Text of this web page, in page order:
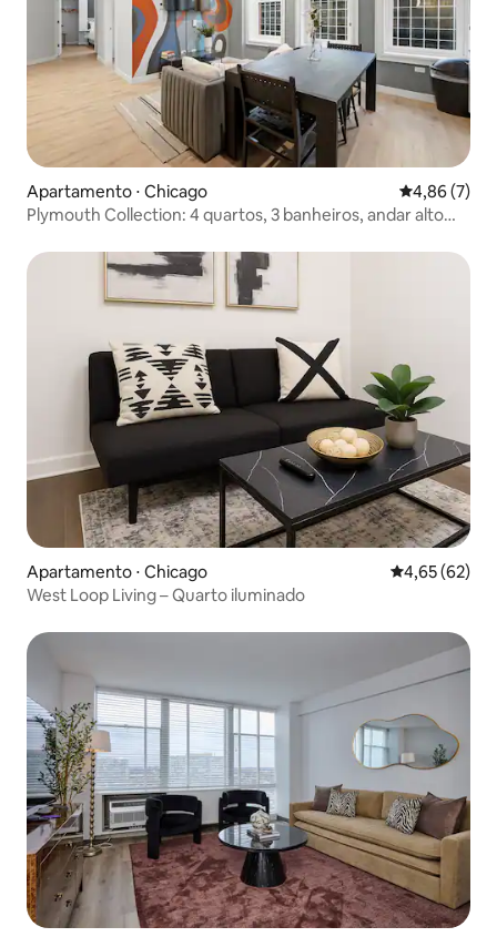
Apartamento ⋅ Chicago 4,86 de uma
4,86 (7)
Plymouth Collection: 4 quartos, 3 banheiros, andar alto
Apartamento ⋅ Chicago 4,65 de uma
4,65 (62)
West Loop Living – Quarto iluminado